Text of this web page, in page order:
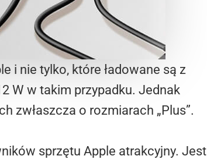
i nie tylko, które ładowane są z
W w takim przypadku. Jednak
zwłaszcza o rozmiarach „Plus”.
sprzętu Apple atrakcyjny. Jest